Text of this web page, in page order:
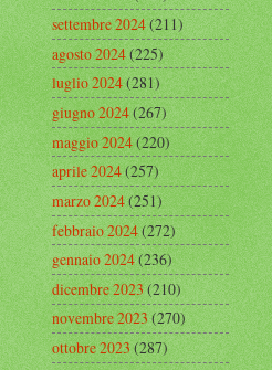
settembre 2024(211)
agosto 2024(225)
luglio 2024(281)
giugno 2024(267)
maggio 2024(220)
aprile 2024(257)
marzo 2024(251)
febbraio 2024(272)
gennaio 2024(236)
dicembre 2023(210)
novembre 2023(270)
ottobre 2023(287)